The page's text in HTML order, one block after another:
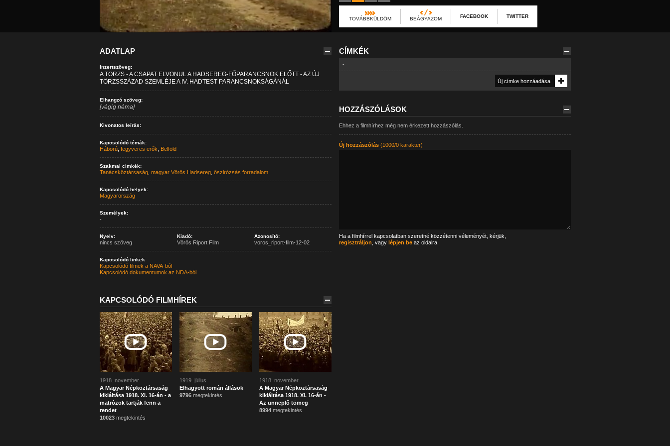
TOVÁBBKÜLDÖM BEÁGYAZOM FACEBOOK TWITTER
ADATLAP
Inzertszöveg:
A TÖRZS - A CSAPAT ELVONUL A HADSEREG-FŐPARANCSNOK ELŐTT - AZ ÚJ
TÖRZSSZÁZAD SZEMLÉJE A IV. HADTEST PARANCSNOKSÁGÁNÁL
Elhangzó szöveg:
[végig néma]
Kivonatos leírás:
Kapcsolódó témák:
Háború, fegyveres erők Belföld
Szakmai címkék:
Tanácsköztársaság, magyar Vörös Hadsereg, őszirózsás forradalom
Kapcsolódó helyek:
Magyarország
Személyek:
-
Nyelv:
nincs szöveg
Kiadó:
Vörös Riport Film
Azonosító:
voros_riport-film-12-02
Kapcsolódó linkek
Kapcsolódó filmek a NAVA-ból
Kapcsolódó dokumentumok az NDA-ból
KAPCSOLÓDÓ FILMHÍREK
1918. november
A Magyar Népköztársaság
kikiáltása 1918. XI. 16-án - a
matrózok tartják fenn a
rendet
10023megtekintés
1919. július
Elhagyott román állások
9796megtekintés
1918. november
A Magyar Népköztársaság
kikiáltása 1918. XI. 16-án -
Az ünneplő tömeg
8994megtekintés
CÍMKÉK
-
HOZZÁSZÓLÁSOK
Ehhez a filmhírhez még nem érkezett hozzászólás.
Új hozzászólás(1000/0 karakter)
Ha a filmhírrel kapcsolatban szeretné közzétenni véleményét, kérjük,
regisztráljon , vagy lépjen beaz oldalra.